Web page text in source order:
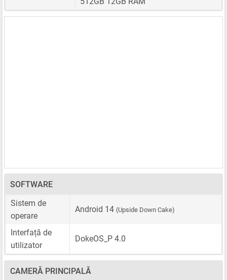
SOFTWARE
Sistem de
operare
Android 14 (Upside Down Cake)
Interfață de
utilizator
DokeOS_P 4.0
CAMERĂ PRINCIPALĂ